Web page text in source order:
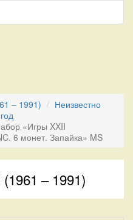
– 1991)
Неизвестно
«Игры XXII
6 монет. Запайка» MS
– 1991)